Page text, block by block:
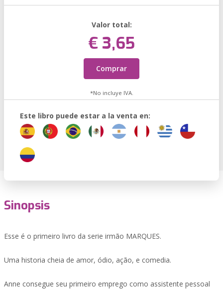
Valor total:
€ 3,65
Comprar
*No incluye IVA.
Este libro puede estar a la venta en:
Sinopsis
Esse é o primeiro livro da serie irmão MARQUES.
Uma historia cheia de amor, ódio, ação, e comedia.
Anne consegue seu primeiro emprego como assistente pessoal